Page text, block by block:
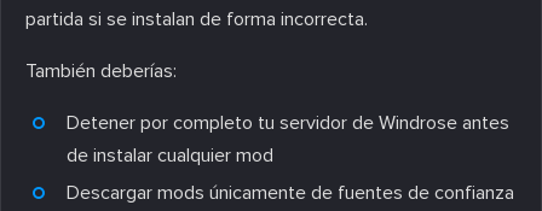
partida si se instalan de forma incorrecta.
También deberías:
Detener por completo tu servidor de Windrose antes
de instalar cualquier mod
Descargar mods únicamente de fuentes de confianza